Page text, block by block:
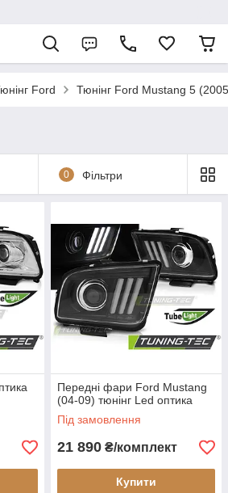
Ford Тюнінг Ford Mustang 5
0 Фільтри
Передні фари Ford Mustang
(04-09) тюнінг Led оптика
Під замовлення
21 890 ₴/комплект
Купити